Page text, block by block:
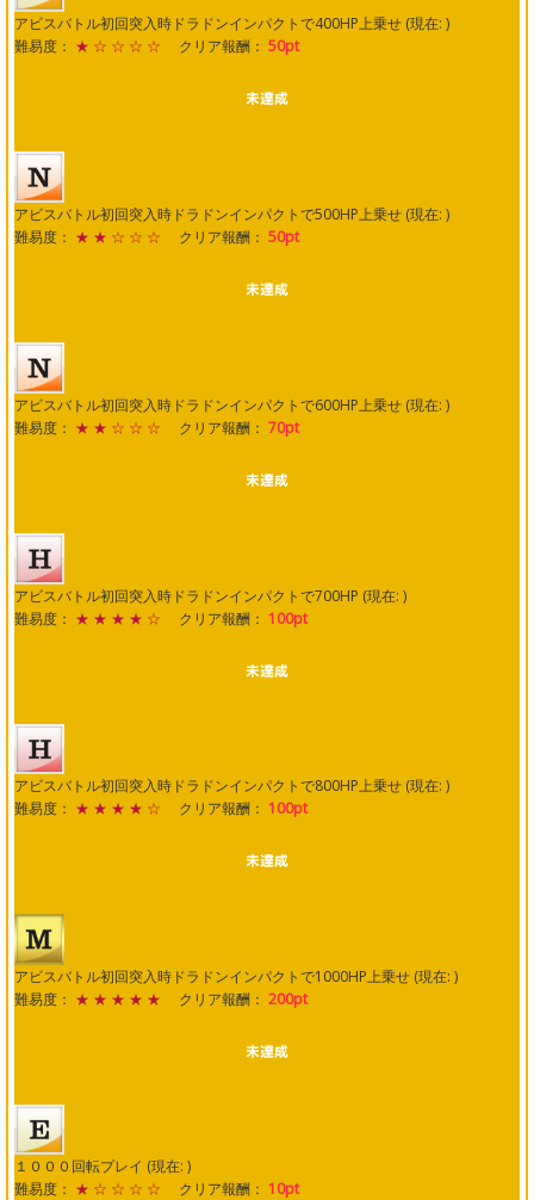
アビスバトル初回突入時ドラドンインパクトで400HP上乗せ (現在: )
難易度： ★ ☆ ☆ ☆ ☆ クリア報酬： 50pt
アビスバトル初回突入時ドラドンインパクトで500HP上乗せ (現在: )
難易度： ★ ★ ☆ ☆ ☆ クリア報酬： 50pt
アビスバトル初回突入時ドラドンインパクトで600HP上乗せ (現在: )
難易度： ★ ★ ☆ ☆ ☆ クリア報酬： 70pt
アビスバトル初回突入時ドラドンインパクトで700HP (現在: )
難易度： ★ ★ ★ ★ ☆ クリア報酬： 100pt
アビスバトル初回突入時ドラドンインパクトで800HP上乗せ (現在: )
難易度： ★ ★ ★ ★ ☆ クリア報酬： 100pt
アビスバトル初回突入時ドラドンインパクトで1000HP上乗せ (現在: )
難易度： ★ ★ ★ ★ ★ クリア報酬： 200pt
１０００回転プレイ (現在: )
難易度： ★ ☆ ☆ ☆ ☆ クリア報酬： 10pt